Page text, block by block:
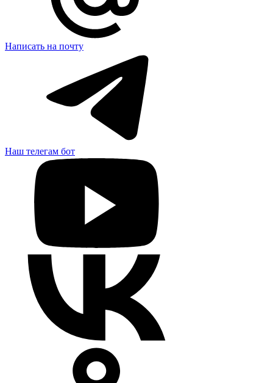
Написать на почту
Наш телегам бот